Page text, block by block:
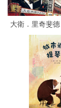
大衛．里奇斐德